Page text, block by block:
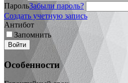
ПарольЗабыли пароль?
Создать учетную запись
Антибот
Запомнить
Войти
Особенности